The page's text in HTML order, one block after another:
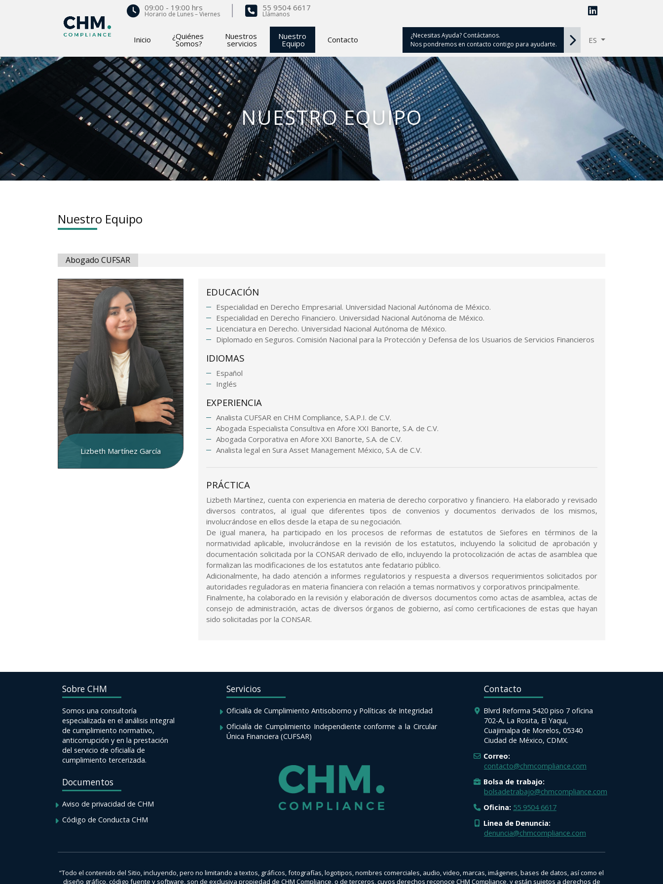
09:00 - 19:00 hrs
Horario de Lunes – Viernes
55 9504 6617
Llámanos
Inicio ¿Quiénes
Somos?
Nuestros
servicios
Nuestro
Equipo Contacto
¿Necesitas Ayuda? Contáctanos.
Nos pondremos en contacto contigo para ayudarte.
ES
NUESTRO EQUIPO
Nuestro Equipo
Abogado CUFSAR
Lizbeth Martínez García
EDUCACIÓN
Especialidad en Derecho Empresarial. Universidad Nacional Autónoma de México.
Especialidad en Derecho Financiero. Universidad Nacional Autónoma de México.
Licenciatura en Derecho. Universidad Nacional Autónoma de México.
Diplomado en Seguros. Comisión Nacional para la Protección y Defensa de los Usuarios de Servicios Financieros
IDIOMAS
Español
Inglés
EXPERIENCIA
Analista CUFSAR en CHM Compliance, S.A.P.I. de C.V.
Abogada Especialista Consultiva en Afore XXI Banorte, S.A. de C.V.
Abogada Corporativa en Afore XXI Banorte, S.A. de C.V.
Analista legal en Sura Asset Management México, S.A. de C.V.
PRÁCTICA
Lizbeth Martínez, cuenta con experiencia en materia de derecho corporativo y financiero. Ha elaborado y revisado
diversos contratos, al igual que diferentes tipos de convenios y documentos derivados de los mismos,
involucrándose en ellos desde la etapa de su negociación.
De igual manera, ha participado en los procesos de reformas de estatutos de Siefores en términos de la
normatividad aplicable, involucrándose en la revisión de los estatutos, incluyendo la solicitud de aprobación y
documentación solicitada por la CONSAR derivado de ello, incluyendo la protocolización de actas de asamblea que
formalizan las modificaciones de los estatutos ante fedatario público.
Adicionalmente, ha dado atención a informes regulatorios y respuesta a diversos requerimientos solicitados por
autoridades reguladoras en materia financiera con relación a temas normativos y corporativos principalmente.
Finalmente, ha colaborado en la revisión y elaboración de diversos documentos como actas de asamblea, actas de
consejo de administración, actas de diversos órganos de gobierno, así como certificaciones de estas que hayan
sido solicitadas por la CONSAR.
Sobre CHM
Somos una consultoría
especializada en el análisis integral
de cumplimiento normativo,
anticorrupción y en la prestación
del servicio de oficialía de
cumplimiento tercerizada.
Documentos
Aviso de privacidad de CHM
Código de Conducta CHM
Servicios
Oficialía de Cumplimiento Antisoborno y Políticas de Integridad
Oficialía de Cumplimiento Independiente conforme a la Circular
Única Financiera (CUFSAR)
Contacto
Blvrd Reforma 5420 piso 7 oficina
702-A, La Rosita, El Yaqui,
Cuajimalpa de Morelos, 05340
Ciudad de México, CDMX.
Correo:
contacto@chmcompliance.com
Bolsa de trabajo:
bolsadetrabajo@chmcompliance.com
Oficina: 55 9504 6617
Linea de Denuncia:
denuncia@chmcompliance.com
“Todo el contenido del Sitio, incluyendo, pero no limitando a textos, gráficos, fotografías, logotipos, nombres comerciales, audio, video, marcas, imágenes, bases de datos, así como el
diseño gráfico, código fuente y software, son de exclusiva propiedad de CHM Compliance, o de terceros, cuyos derechos reconoce CHM Compliance, y están sujetos a derechos de